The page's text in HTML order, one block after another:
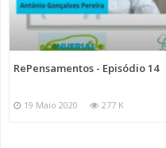
RePensamentos - Episódio 14
19 Maio 2020 277 K